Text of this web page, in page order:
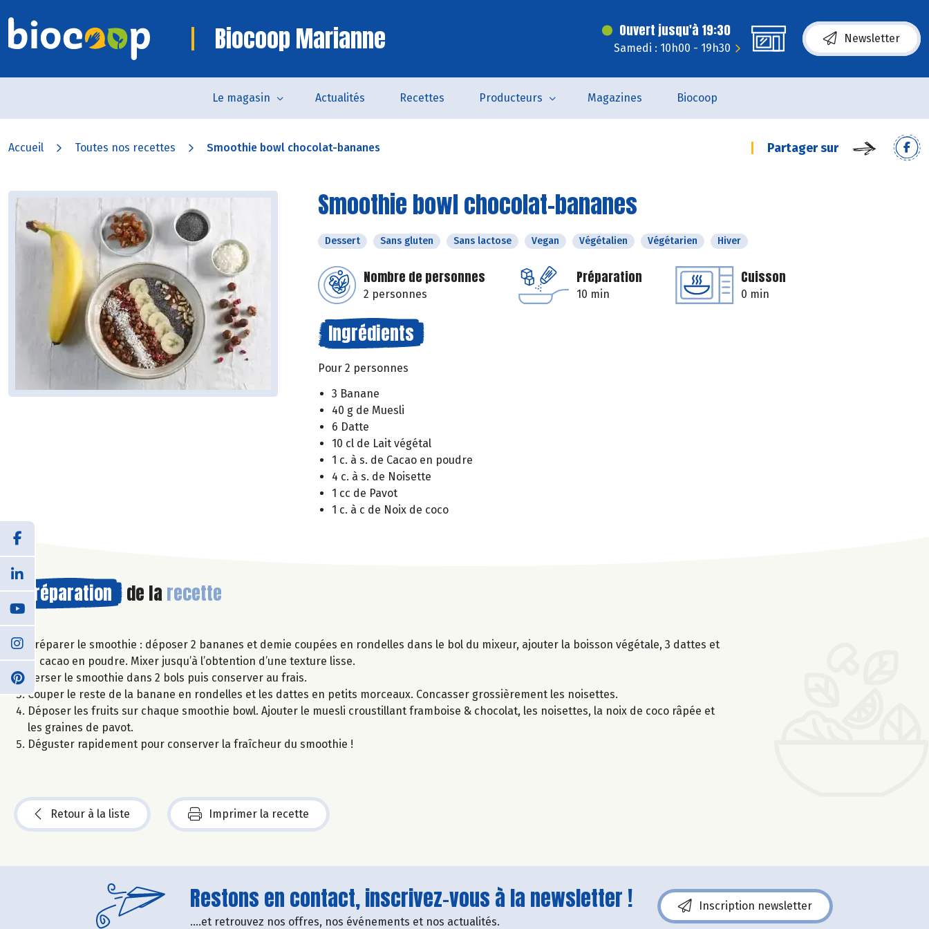
Biocoop Marianne Ouvert jusqu'à 19:30
Samedi : 10h00 - 19h30
Newsletter
Le magasin Actualités Recettes Producteurs Magazines Biocoop
Accueil Toutes nos recettes Smoothie bowl chocolat-bananes Partager sur
Smoothie bowl chocolat-bananes
Dessert Sans gluten Sans lactose Vegan Végétalien Végétarien Hiver
Nombre de personnes
2 personnes
Préparation
10 min
Cuisson
0 min
Ingrédients
Pour 2 personnes
3 Banane
40 g de Muesli
6 Datte
10 cl de Lait végétal
1 c. à s. de Cacao en poudre
4 c. à s. de Noisette
1 cc de Pavot
1 c. à c de Noix de coco
Préparation de la recette
Préparer le smoothie : déposer 2 bananes et demie coupées en rondelles dans le bol du mixeur, ajouter la boisson végétale, 3 dattes et
le cacao en poudre. Mixer jusqu’à l’obtention d’une texture lisse.
Verser le smoothie dans 2 bols puis conserver au frais.
Couper le reste de la banane en rondelles et les dattes en petits morceaux. Concasser grossièrement les noisettes.
Déposer les fruits sur chaque smoothie bowl. Ajouter le muesli croustillant framboise & chocolat, les noisettes, la noix de coco râpée et
les graines de pavot.
Déguster rapidement pour conserver la fraîcheur du smoothie !
Retour à la liste Imprimer la recette
Restons en contact, inscrivez-vous à la newsletter !
....et retrouvez nos offres, nos événements et nos actualités.
Inscription newsletter